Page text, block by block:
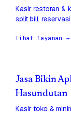
Kasir restoran &
split bill,
Lihat layanan →
Jasa Bikin
Hasundutan
Kasir toko &